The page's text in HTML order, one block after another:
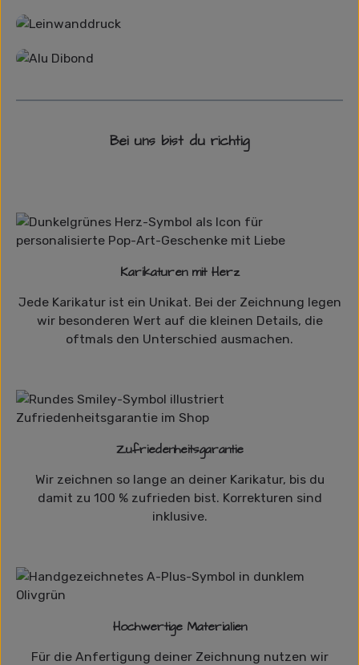
Bei uns bist du richtig
Karikaturen mit Herz
Jede Karikatur ist ein Unikat. Bei der Zeichnung legen
wir besonderen Wert auf die kleinen Details, die
oftmals den Unterschied ausmachen.
Zufriedenheitsgarantie
Wir zeichnen so lange an deiner Karikatur, bis du
damit zu 100 % zufrieden bist. Korrekturen sind
inklusive.
Hochwertige Materialien
Für die Anfertigung deiner Zeichnung nutzen wir